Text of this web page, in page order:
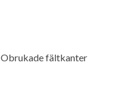
Obrukade fältkanter